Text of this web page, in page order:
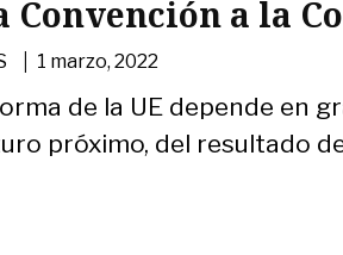
Convención a la
| 1 marzo, 2022
de la UE depende en
próximo, del resultado